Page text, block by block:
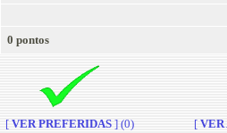
0 pontos
[VER PREFERIDAS ] (0) [ VER